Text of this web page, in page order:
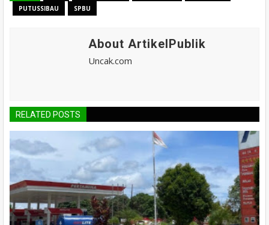
PUTUSSIBAU
SPBU
About ArtikelPublik
Uncak.com
RELATED POSTS